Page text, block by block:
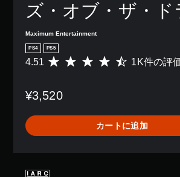
ズ・オブ・ザ・ド
Maximum Entertainment
PS4 PS5
評
は
K
、
平
価
4.51 1K件の評
¥3,520
カートに追加